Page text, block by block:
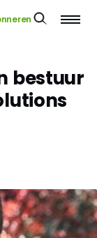
bestuur